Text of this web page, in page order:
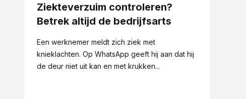
Ziekteverzuim controleren?
Betrek altijd de bedrijfsarts
Een werknemer meldt zich ziek met
knieklachten. Op WhatsApp geeft hij aan dat hij
de deur niet uit kan en met krukken...